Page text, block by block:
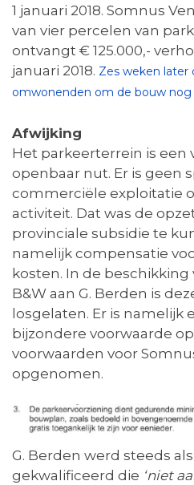
1 januari 2018. Somnus
van vier percelen van
ontvangt € 125.000,-
januari 2018. Zes weken later
omwonenden om de bouw
Afwijking
Het parkeerterrein is een
openbaar nut. Er is geen
commerciële exploitatie
activiteit. Dat was de
provinciale subsidie te
namelijk compensatie
kosten. In de
B&W aan G. Berden is
losgelaten. Er is namelijk
bijzondere voorwaarde
voorwaarden voor
opgenomen.
G. Berden werd steeds
gekwalificeerd die ‘niet